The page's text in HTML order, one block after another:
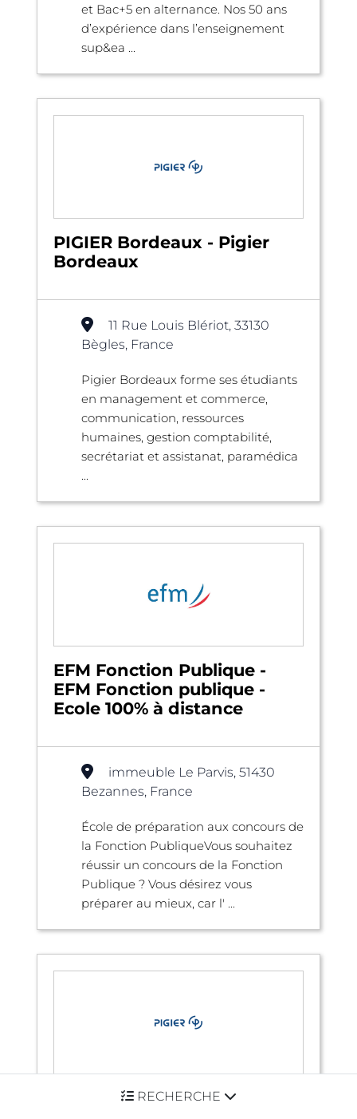
RECHERCHE
et Bac+5 en alternance. Nos 50 ans
d’expérience dans l’enseignement
sup&ea ...
PIGIER Bordeaux - Pigier
Bordeaux
11 Rue Louis Blériot, 33130
Bègles, France
Pigier Bordeaux forme ses étudiants
en management et commerce,
communication, ressources
humaines, gestion comptabilité,
secrétariat et assistanat, paramédica
...
EFM Fonction Publique -
EFM Fonction publique -
Ecole 100% à distance
immeuble Le Parvis, 51430
Bezannes, France
École de préparation aux concours de
la Fonction PubliqueVous souhaitez
réussir un concours de la Fonction
Publique ? Vous désirez vous
préparer au mieux, car l' ...
PIGIER Paris - Pigier Paris